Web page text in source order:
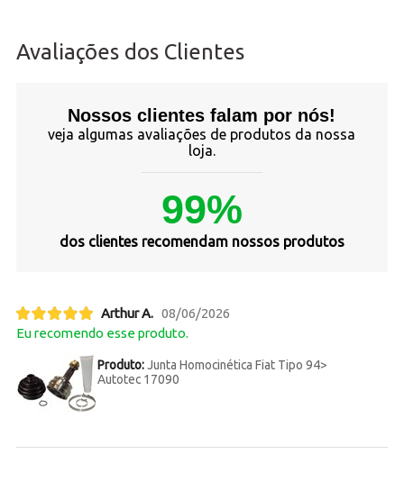
Avaliações dos Clientes
Nossos clientes falam por nós!
veja algumas avaliações de produtos da nossa
loja.
99%
dos clientes recomendam nossos produtos
Arthur A. 08/06/2026
Eu recomendo esse produto.
Produto:Junta Homocinética Fiat Tipo 94>
Autotec 17090